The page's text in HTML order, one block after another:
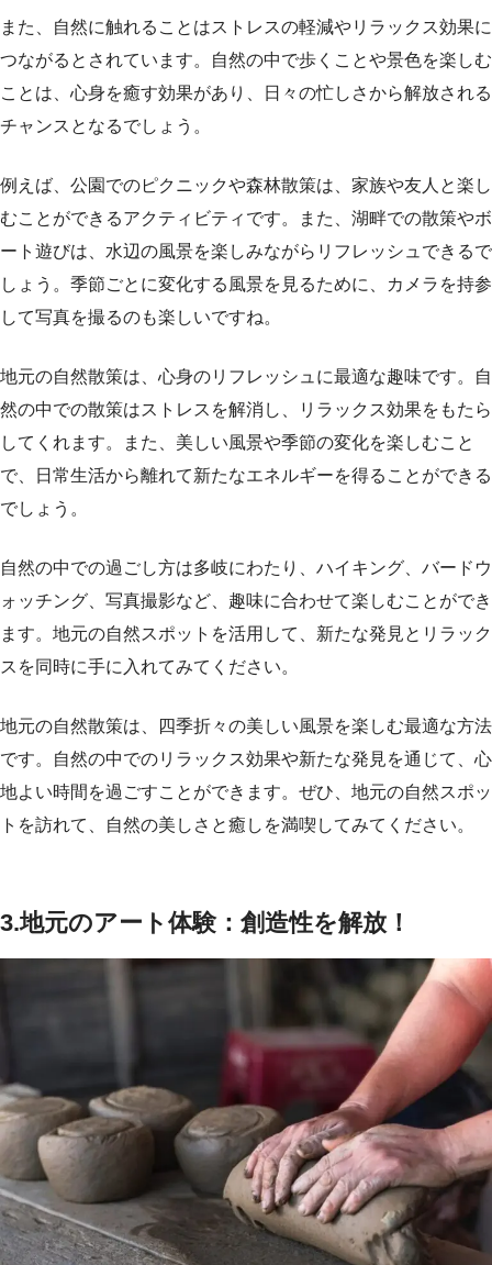
また、自然に触れることはストレスの軽減やリラックス効果に
つながるとされています。自然の中で歩くことや景色を楽しむ
ことは、心身を癒す効果があり、日々の忙しさから解放される
チャンスとなるでしょう。
例えば、公園でのピクニックや森林散策は、家族や友人と楽し
むことができるアクティビティです。また、湖畔での散策やボ
ート遊びは、水辺の風景を楽しみながらリフレッシュできるで
しょう。季節ごとに変化する風景を見るために、カメラを持参
して写真を撮るのも楽しいですね。
地元の自然散策は、心身のリフレッシュに最適な趣味です。自
然の中での散策はストレスを解消し、リラックス効果をもたら
してくれます。また、美しい風景や季節の変化を楽しむこと
で、日常生活から離れて新たなエネルギーを得ることができる
でしょう。
自然の中での過ごし方は多岐にわたり、ハイキング、バードウ
ォッチング、写真撮影など、趣味に合わせて楽しむことができ
ます。地元の自然スポットを活用して、新たな発見とリラック
スを同時に手に入れてみてください。
地元の自然散策は、四季折々の美しい風景を楽しむ最適な方法
です。自然の中でのリラックス効果や新たな発見を通じて、心
地よい時間を過ごすことができます。ぜひ、地元の自然スポッ
トを訪れて、自然の美しさと癒しを満喫してみてください。
3.地元のアート体験：創造性を解放！